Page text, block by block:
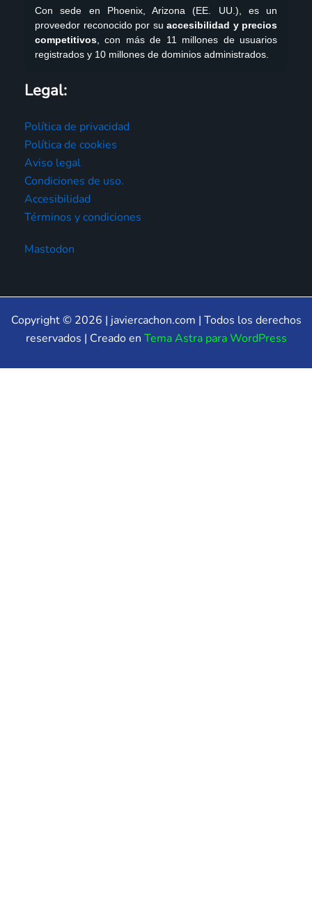
Con sede en Phoenix, Arizona (EE. UU.), es un
proveedor reconocido por su accesibilidad y precios
competitivos , con más de 11 millones de usuarios
registrados y 10 millones de dominios administrados.
Legal:
Política de privacidad
Política de cookies
Aviso legal
Condiciones de uso.
Accesibilidad
Términos y condiciones
Mastodon
Copyright © 2026 | javiercachon.com | Todos los derechos
reservados | Creado en Tema Astra para WordPress